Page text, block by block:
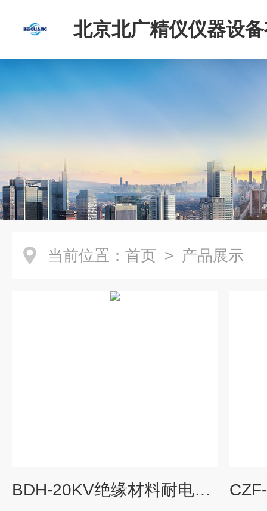
北京北广精仪仪器设
司
当前位置： 首页 > 产品展示
BDH-20KV绝缘材料耐电弧性能测试仪